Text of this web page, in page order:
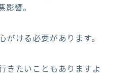
響。
がける必要があります。
きたいこともありますよ